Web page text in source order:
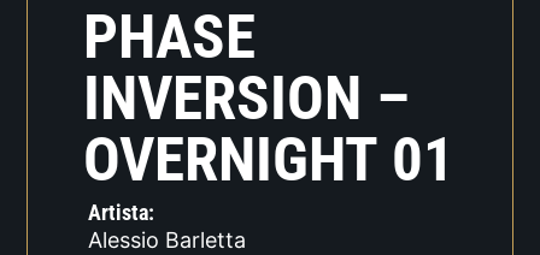
PHASE
INVERSION –
OVERNIGHT 01
Artista:
Alessio Barletta